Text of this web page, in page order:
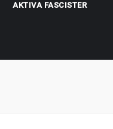
AKTIVA FASCISTER